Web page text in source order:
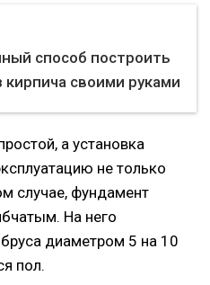
способ построить
кирпича своими руками
а установка
не только
случае, фундамент
На него
диаметром 5 на 10
пол.